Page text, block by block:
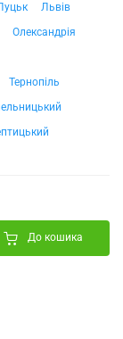
Львів
Олександрія
Тернопіль
До кошика